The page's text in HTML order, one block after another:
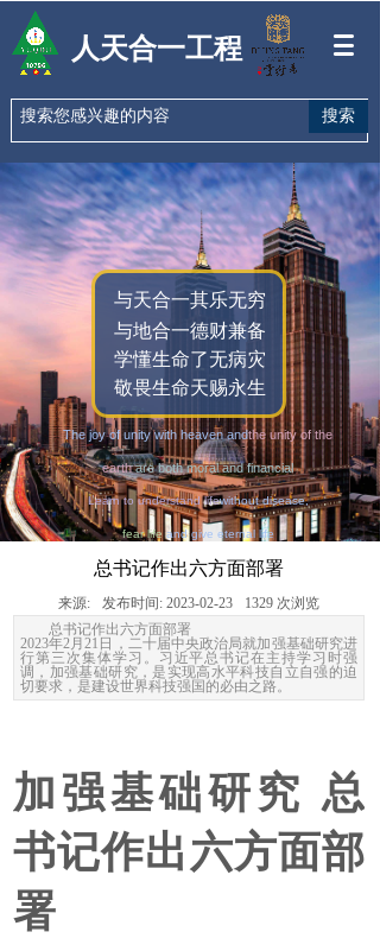
人天合一工程
搜索
与天合一其乐无穷
与地合一德财兼备
学懂生命了无病灾
敬畏生命天赐永生
The joy of unity with heaven andthe unity of the
earth are both moral and financial
Learn to understand lifewithout disease,
fear life and give eternal life
总书记作出六方面部署
来源: 发布时间: 2023-02-23 1329 次浏览
总书记作出六方面部署
2023年2月21日，二十届中央政治局就加强基础研究进
行第三次集体学习。习近平总书记在主持学习时强
调，加强基础研究，是实现高水平科技自立自强的迫
切要求，是建设世界科技强国的必由之路。
加强基础研究 总
书记作出六方面部
署